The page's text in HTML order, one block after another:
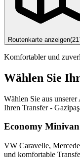
Routenkarte anzeigen(
Komfortabler und
Wählen Sie
Wählen Sie aus
Ihren Transfer-
Economy Minivan
VW Caravelle,
und komfortable